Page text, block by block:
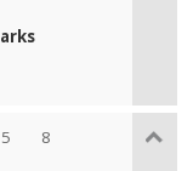
5 8